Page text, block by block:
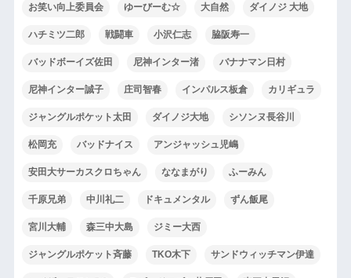
お笑い向上委員会 ゆーびーむ☆ 大自然 ダイノジ 大地
ハチミツ二郎 戦闘車 小沢仁志 脇阪寿一
バッドボーイズ佐田 尼神インター渚 バナナマン日村
尼神インター誠子 庄司智春 インパルス板倉 カリギュラ
ジャングルポケット太田 ダイノジ大地 シソンヌ長谷川
松岡充 バッドナイス アンジャッシュ児嶋
安田大サーカスクロちゃん ななまがり ふーみん
千原兄弟 中川礼二 ドキュメンタル ずん飯尾
宮川大輔 森三中大島 ジミー大西
ジャングルポケット斉藤 TKO木下 サンドウィッチマン伊達